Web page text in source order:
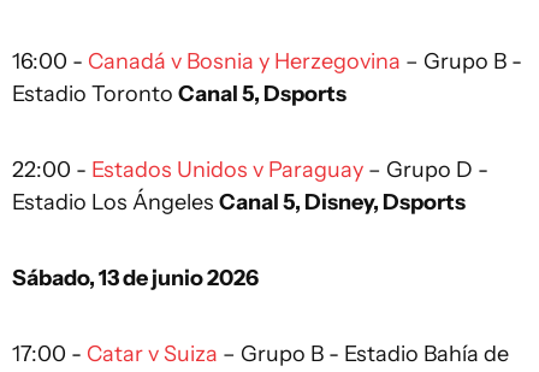
16:00 - Canadá v Bosnia y Herzegovina – Grupo B -
Estadio Toronto Canal 5, Dsports
22:00 - Estados Unidos v Paraguay – Grupo D -
Estadio Los Ángeles Canal 5, Disney, Dsports
Sábado, 13 de junio 2026
17:00 - Catar v Suiza – Grupo B - Estadio Bahía de